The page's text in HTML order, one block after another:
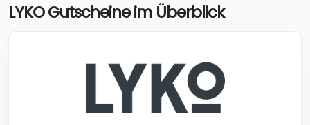
LYKO Gutscheine im Überblick